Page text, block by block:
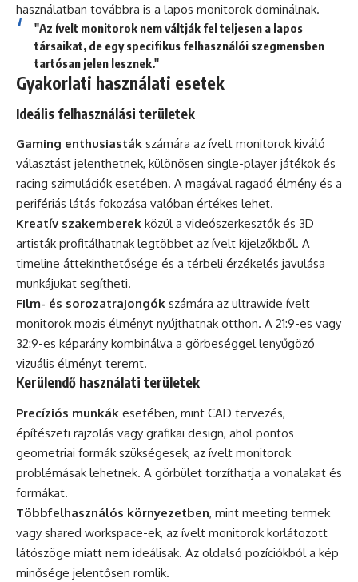
használatban továbbra is a lapos monitorok dominálnak.
"Az ívelt monitorok nem váltják fel teljesen a lapos
társaikat, de egy specifikus felhasználói szegmensben
tartósan jelen lesznek."
Gyakorlati használati esetek
Ideális felhasználási területek
Gaming enthusiasták számára az ívelt monitorok kiváló
választást jelenthetnek, különösen single-player játékok és
racing szimulációk esetében. A magával ragadó élmény és a
perifériás látás fokozása valóban értékes lehet.
Kreatív szakemberek közül a videószerkesztők és 3D
artisták profitálhatnak legtöbbet az ívelt kijelzőkből. A
timeline áttekinthetősége és a térbeli érzékelés javulása
munkájukat segítheti.
Film- és sorozatrajongók számára az ultrawide ívelt
monitorok mozis élményt nyújthatnak otthon. A 21:9-es vagy
32:9-es képarány kombinálva a görbeséggel lenyűgöző
vizuális élményt teremt.
Kerülendő használati területek
Precíziós munkák esetében, mint CAD tervezés,
építészeti rajzolás vagy grafikai design, ahol pontos
geometriai formák szükségesek, az ívelt monitorok
problémásak lehetnek. A görbület torzíthatja a vonalakat és
formákat.
Többfelhasználós környezetben, mint meeting termek
vagy shared workspace-ek, az ívelt monitorok korlátozott
látószöge miatt nem ideálisak. Az oldalsó pozíciókból a kép
minősége jelentősen romlik.